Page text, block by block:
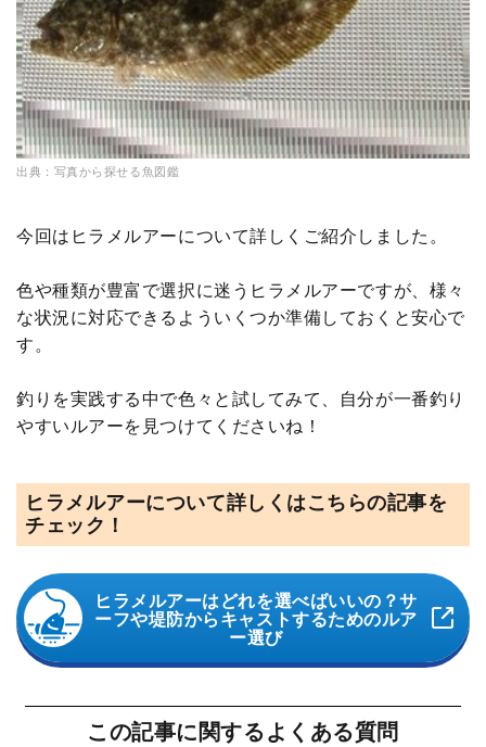
出典：写真から探せる魚図鑑
今回はヒラメルアーについて詳しくご紹介しました。
色や種類が豊富で選択に迷うヒラメルアーですが、様々
な状況に対応できるよういくつか準備しておくと安心で
す。
釣りを実践する中で色々と試してみて、自分が一番釣り
やすいルアーを見つけてくださいね！
ヒラメルアーについて詳しくはこちらの記事を
チェック！
ヒラメルアーはどれを選べばいいの？サ
ーフや堤防からキャストするためのルア
ー選び
この記事に関するよくある質問